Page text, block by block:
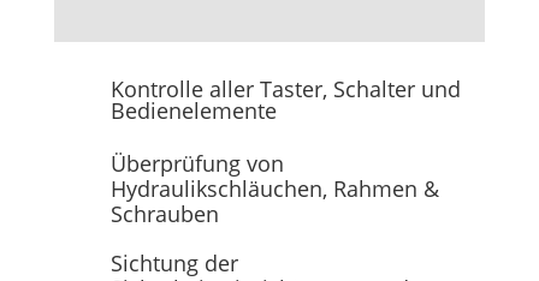
Kontrolle aller Taster, Schalter und
Bedienelemente
Überprüfung von
Hydraulikschläuchen, Rahmen &
Schrauben
Sichtung der